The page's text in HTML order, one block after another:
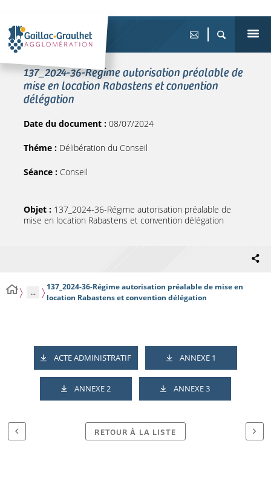
137_2024-36-Régime autorisation préalable de
mise en location Rabastens et convention
délégation
Date du document : 08/07/2024
Théme : Délibération du Conseil
Séance : Conseil
Objet : 137_2024-36-Régime autorisation préalable de
mise en location Rabastens et convention délégation
...
137_2024-36-Régime autorisation préalable de mise en
location Rabastens et convention délégation
ACTE ADMINISTRATIF ANNEXE 1
ANNEXE 2 ANNEXE 3
RETOUR À LA LISTE